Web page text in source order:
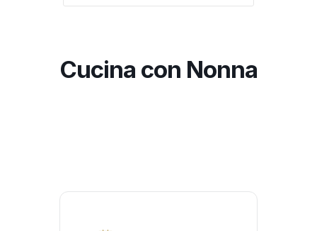
Cucina con Nonna